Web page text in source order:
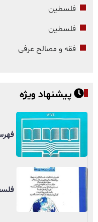
فلسطین
فلسطین
فقه و مصالح عرفی
پیشنهاد ویژه